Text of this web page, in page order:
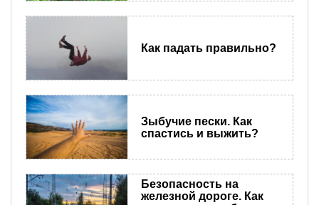
Как падать правильно?
Зыбучие пески. Как
спастись и выжить?
Безопасность на
железной дороге. Как